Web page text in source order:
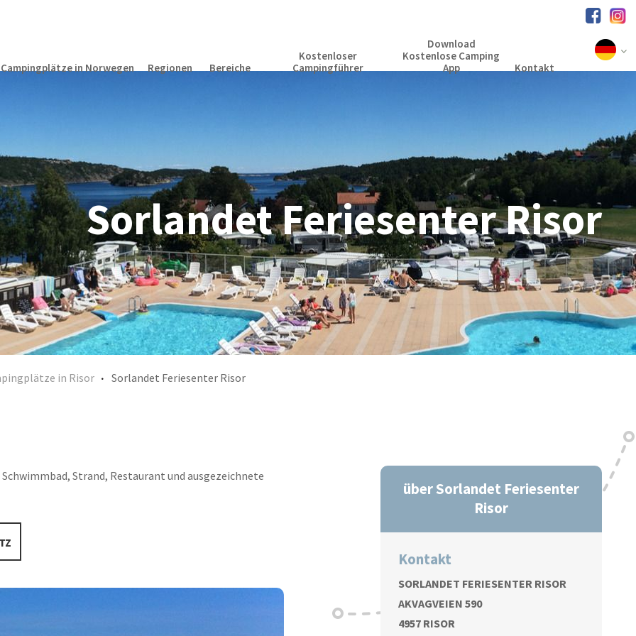
Campingplätze in Norwegen Regionen Bereiche
Kostenloser
Campingführer
Download
Kostenlose Camping
App
Kontakt
Sorlandet Feriesenter Risor
in Risor Sorlandet Feriesenter Risor
Strand, Restaurant und ausgezeichnete
über Sorlandet Feriesenter
Risor
Kontakt
SORLANDET FERIESENTER RISOR
AKVAGVEIEN 590
4957 RISOR